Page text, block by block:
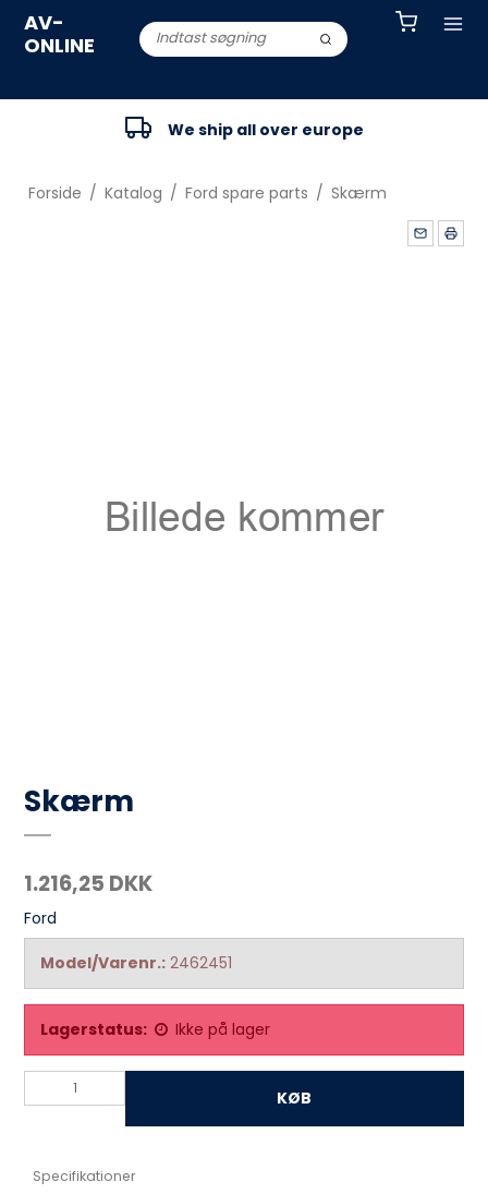
AV-
ONLINE
We ship all over europe
Forside / Katalog / Ford spare parts / Skærm
Skærm
1.216,25 DKK
Ford
Model/Varenr.: 2462451
Lagerstatus: Ikke på lager
KØB
Specifikationer